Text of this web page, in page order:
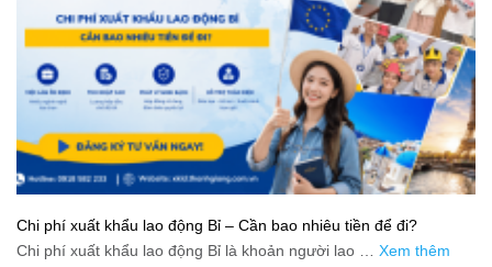
Chi phí xuất khẩu lao động Bỉ – Cần bao nhiêu tiền để đi?
Chi phí xuất khẩu lao động Bỉ là khoản người lao … Xem thêm